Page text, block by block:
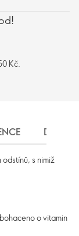
Kč.
s nimiž
o vitamin